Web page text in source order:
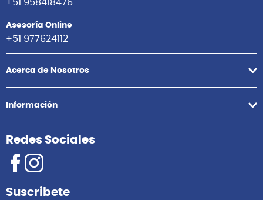
+51 958418476
Asesoría Online
+51 977624112
Acerca de Nosotros
Información
Redes Sociales
Suscribete